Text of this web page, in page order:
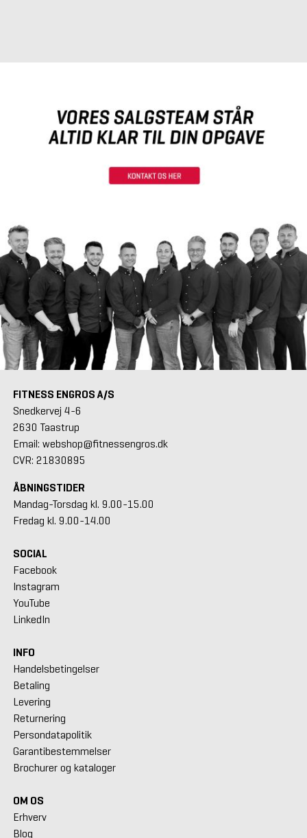
FITNESS ENGROS A/S
Snedkervej 4-6
2630 Taastrup
Email: webshop@fitnessengros.dk
CVR: 21830895
ÅBNINGSTIDER
Mandag-Torsdag kl. 9.00-15.00
Fredag kl. 9.00-14.00
SOCIAL
Facebook
Instagram
YouTube
LinkedIn
INFO
Handelsbetingelser
Betaling
Levering
Returnering
Persondatapolitik
Garantibestemmelser
Brochurer og kataloger
OM OS
Erhverv
Blog